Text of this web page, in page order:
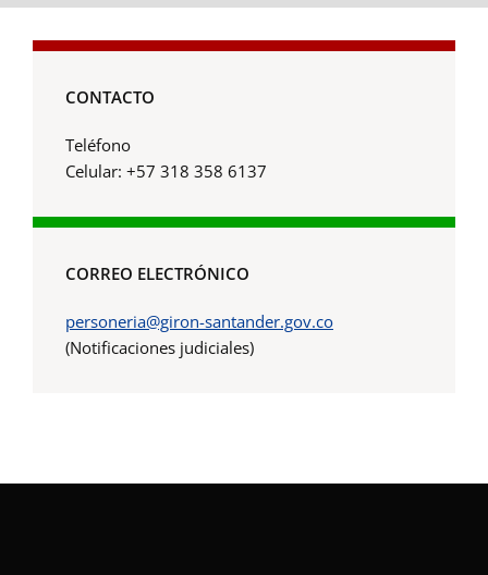
CONTACTO
Teléfono
Celular: +57 318 358 6137
CORREO ELECTRÓNICO
personeria@giron-santander.gov.co
(Notificaciones judiciales)